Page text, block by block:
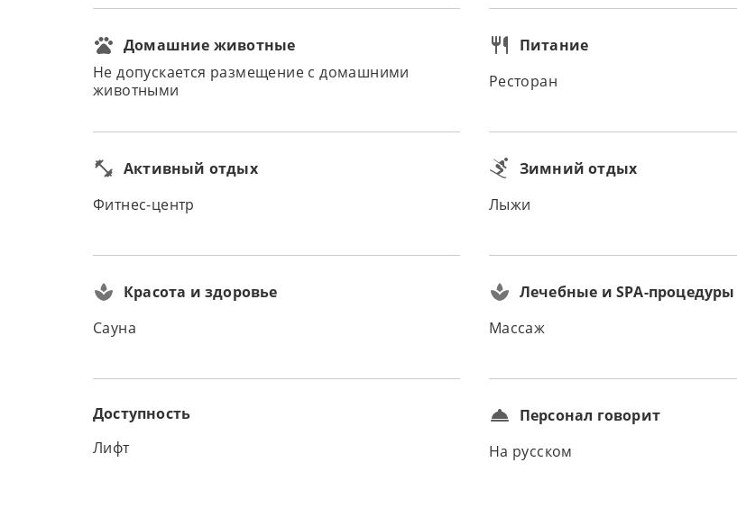
Домашние животные
Не допускается размещение с домашними
животными
Питание
Ресторан
Активный отдых
Фитнес-центр
Зимний отдых
Лыжи
Красота и здоровье
Сауна
Лечебные и SPA-процедуры
Массаж
Доступность
Лифт
Персонал говорит
На русском